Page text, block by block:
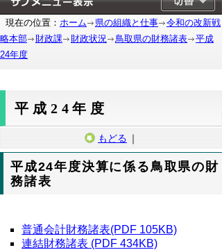
現在の位置： ホーム 県の組織と仕事
令和の改新戦
略本部
財政課 財政状況 鳥取県の財務諸表
平成
24年度
平成24年度
もどる ｜
平成24年度決算に係る鳥取県の財
務諸表
普通会計財務諸表(PDF 105KB)
連結財務諸表 (PDF 434KB)